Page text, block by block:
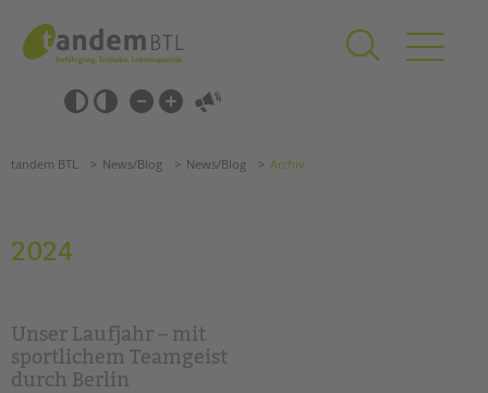
springen
Barrierefrei-
Einstellungen
überspringen
überspringen
Förderzentren
Kollegs
EFöB
tandem BTL News/Blog News/Blog Archiv
2024
Unser Laufjahr – mit
sportlichem Teamgeist
durch Berlin